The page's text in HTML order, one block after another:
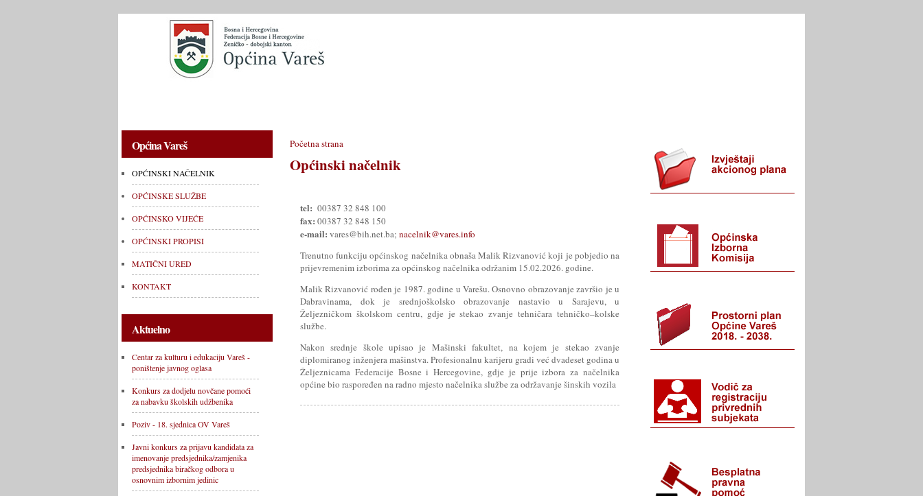
Općina Vareš
OPĆINSKI NAČELNIK
OPĆINSKE SLUŽBE
OPĆINSKO VIJEĆE
OPĆINSKI PROPISI
MATIČNI URED
KONTAKT
Aktuelno
Centar za kulturu i edukaciju Vareš -
poništenje javnog oglasa
Konkurs za dodjelu novčane pomoći
za nabavku školskih udžbenika
Poziv - 18. sjednica OV Vareš
Javni konkurs za prijavu kandidata za
imenovanje predsjednika/zamjenika
predsjednika biračkog odbora u
osnovnim izbornim jedinic
Početna strana
Općinski načelnik
tel: 00387 32 848 100
fax: 00387 32 848 150
e-mail: vares@bih.net.ba; nacelnik@vares.info
Trenutno funkciju općinskog načelnika obnaša Malik Rizvanović koji je pobjedio na
prijevremenim izborima za općinskog načelnika održanim 15.02.2026. godine.
Malik Rizvanović rođen je 1987. godine u Varešu. Osnovno obrazovanje završio je u
Dabravinama, dok je srednjoškolsko obrazovanje nastavio u Sarajevu, u
Željezničkom školskom centru, gdje je stekao zvanje tehničara tehničko–kolske
službe.
Nakon srednje škole upisao je Mašinski fakultet, na kojem je stekao zvanje
diplomiranog inženjera mašinstva. Profesionalnu karijeru gradi već dvadeset godina u
Željeznicama Federacije Bosne i Hercegovine, gdje je prije izbora za načelnika
općine bio raspoređen na radno mjesto načelnika službe za održavanje šinskih vozila